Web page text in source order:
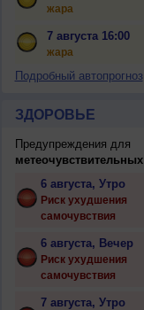
жара
7 августа 16:00
жара
Подробный автопрогноз
ЗДОРОВЬЕ
Предупреждения для
метеочувствительных
6 августа, Утро
Риск ухудшения
самочувствия
6 августа, Вечер
Риск ухудшения
самочувствия
7 августа, Утро